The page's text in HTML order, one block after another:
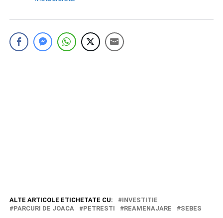
ALTE ARTICOLE ETICHETATE CU:
INVESTITIE
PARCURI DE JOACA
PETRESTI REAMENAJARE SEBES